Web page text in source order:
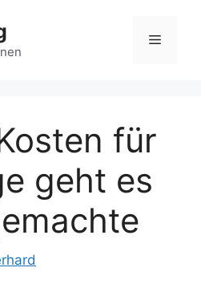
Menü
für
geht es